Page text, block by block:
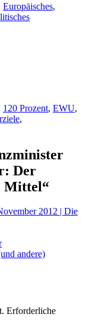
Europäisches,
120 Prozent, EWU,
,
Der
Mittel“
2012 | Die
andere)
Erforderliche